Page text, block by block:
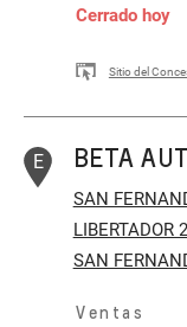
Cerrado hoy
Sitio del
E BETA
SAN
LIBERTADOR
SAN
Ventas